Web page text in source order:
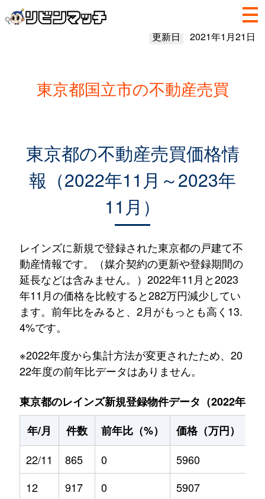
更新日 2021年1月21日
東京都国立市の不動産売買
東京都の不動産売買価格情
報（2022年11月～2023年
11月）
レインズに新規で登録された東京都の戸建て不
動産情報です。（媒介契約の更新や登録期間の
延長などは含みません。）2022年11月と2023
年11月の価格を比較すると282万円減少してい
ます。前年比をみると、2月がもっとも高く13.
4%です。
※2022年度から集計方法が変更されたため、20
22年度の前年比データはありません。
東京都のレインズ新規登録物件データ（2022年11
年/月
件数 前年比（%） 価格（万円）
22/11
865 0 5960
12
917 0 5907